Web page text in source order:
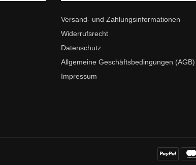
Versand- und Zahlungsinformationen
Widerrufsrecht
Datenschutz
Allgemeine Geschäftsbedingungen (AGB)
Impressum